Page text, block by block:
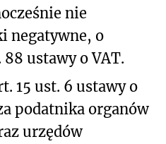
nie
negatywne, o
ustawy o VAT.
15 ust. 6 ustawy o
podatnika organów
urzędów